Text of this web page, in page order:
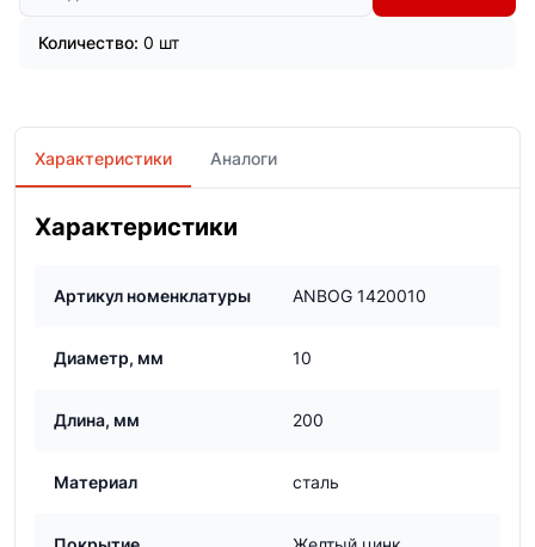
Количество: 0 шт
Характеристики Аналоги
Характеристики
Артикул номенклатуры ANBOG 1420010
Диаметр, мм 10
Длина, мм 200
Материал сталь